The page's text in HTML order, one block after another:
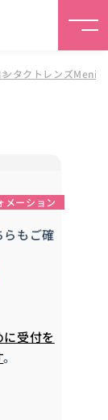
ンタクトレンズ
メーション
らもご確
に受付を
。